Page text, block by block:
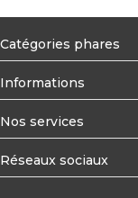
Catégories phares
Informations
Nos services
Réseaux sociaux